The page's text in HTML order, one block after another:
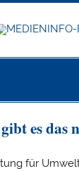
es das
für